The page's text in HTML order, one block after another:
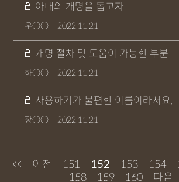
아내의 개명을 돕고자
우○○ 2022.11.21
개명 절차 및 도움이 가능한 부분
하○○ 2022.11.21
사용하기가 불편한 이름이라서요.
장○○ 2022.11.21
<< 이전 151 152 153 154
158
159 160 다음